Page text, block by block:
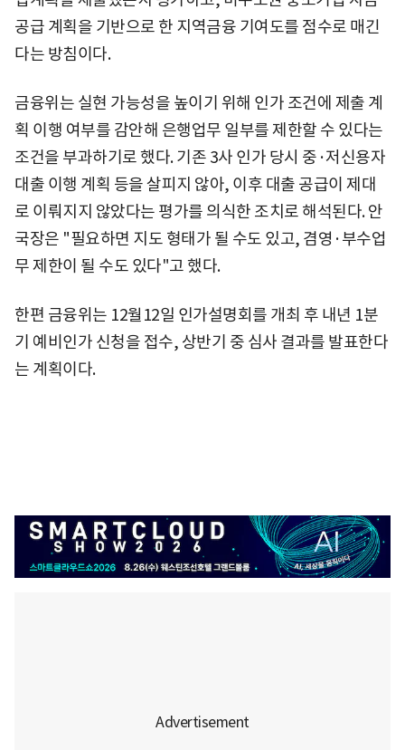
공급 계획을 기반으로 한 지역금융 기여도를 점수로 매긴
다는 방침이다.
금융위는 실현 가능성을 높이기 위해 인가 조건에 제출 계
획 이행 여부를 감안해 은행업무 일부를 제한할 수 있다는
조건을 부과하기로 했다. 기존 3사 인가 당시 중·저신용자
대출 이행 계획 등을 살피지 않아, 이후 대출 공급이 제대
로 이뤄지지 않았다는 평가를 의식한 조치로 해석된다. 안
국장은 "필요하면 지도 형태가 될 수도 있고, 겸영·부수업
무 제한이 될 수도 있다"고 했다.
한편 금융위는 12월12일 인가설명회를 개최 후 내년 1분
기 예비인가 신청을 접수, 상반기 중 심사 결과를 발표한다
는 계획이다.